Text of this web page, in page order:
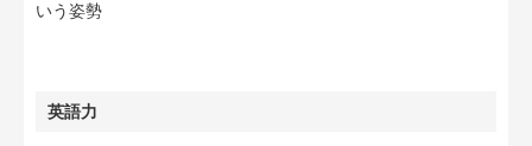
いう姿勢
英語力